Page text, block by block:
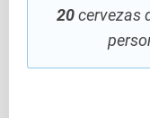
20cervezas